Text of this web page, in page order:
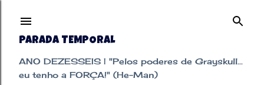
PARADA TEMPORAL
ANO DEZESSEIS | "Pelos poderes de Grayskull...
eu tenho a FORÇA!" (He-Man)